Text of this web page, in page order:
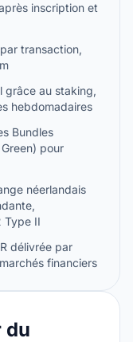
du
inscription et
transaction,
grâce au staking,
hebdomadaires
Bundles
pour
néerlandais
Type II
délivrée par
financiers